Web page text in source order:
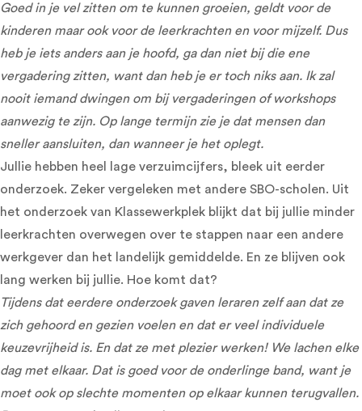
Goed in je vel zitten om te kunnen groeien, geldt voor de
kinderen maar ook voor de leerkrachten en voor mijzelf. Dus
heb je iets anders aan je hoofd, ga dan niet bij die ene
vergadering zitten, want dan heb je er toch niks aan. Ik zal
nooit iemand dwingen om bij vergaderingen of workshops
aanwezig te zijn. Op lange termijn zie je dat mensen dan
sneller aansluiten, dan wanneer je het oplegt.
Jullie hebben heel lage verzuimcijfers, bleek uit eerder
onderzoek. Zeker vergeleken met andere SBO-scholen. Uit
het onderzoek van Klassewerkplek blijkt dat bij jullie minder
leerkrachten overwegen over te stappen naar een andere
werkgever dan het landelijk gemiddelde. En ze blijven ook
lang werken bij jullie. Hoe komt dat?
Tijdens dat eerdere onderzoek gaven leraren zelf aan dat ze
zich gehoord en gezien voelen en dat er veel individuele
keuzevrijheid is. En dat ze met plezier werken! We lachen elke
dag met elkaar. Dat is goed voor de onderlinge band, want je
moet ook op slechte momenten op elkaar kunnen terugvallen.